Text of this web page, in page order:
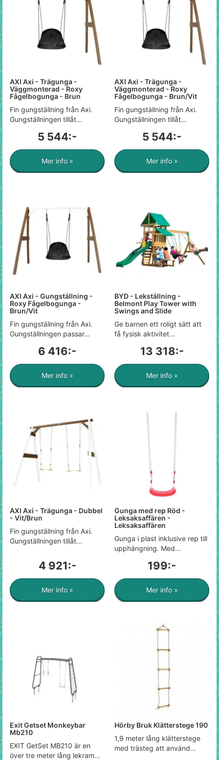
AXI Axi - Trägunga -
Väggmonterad - Roxy
Fågelbogunga - Brun
Fin gungställning från Axi.
Gungställningen tillåt...
5 544:-
Mer info »
AXI Axi - Trägunga -
Väggmonterad - Roxy
Fågelbogunga - Brun/Vit
Fin gungställning från Axi.
Gungställningen tillåt...
5 544:-
Mer info »
AXI Axi - Gungställning -
Roxy Fågelbogunga -
Brun/Vit
Fin gungställning från Axi.
Gungställningen passar...
6 416:-
Mer info »
BYD - Lekställning -
Belmont Play Tower with
Swings and Slide
Ge barnen ett roligt sätt att
få fysisk aktivitet...
13 318:-
Mer info »
AXI Axi - Trägunga - Dubbel
- Vit/Brun
Fin gungställning från Axi.
Gungställningen tillåt...
4 921:-
Mer info »
Gunga med rep Röd -
Leksaksaffären -
Leksaksaffären
Gunga i plast inklusive rep till
upphängning. Med...
199:-
Mer info »
Exit Getset Monkeybar
Mb210
EXIT GetSet MB210 är en
över tre meter lång lekram...
Hörby Bruk Klätterstege 190
1,9 meter lång klätterstege
med trästeg att använd...